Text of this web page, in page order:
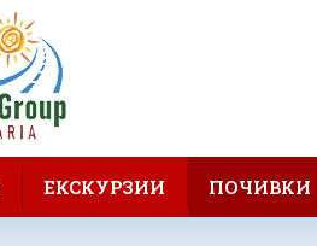
ЕКСКУРЗИИ ПОЧИВКИ